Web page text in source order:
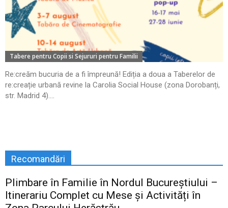
Tabere pentru Copii si Sejururi pentru Familii
Re:creăm bucuria de a fi împreună! Ediția a doua a Taberelor de
re:creație urbană revine la Carolia Social House (zona Dorobanți,
str. Madrid 4)....
Recomandări
Plimbare în Familie în Nordul Bucureștiului –
Itinerariu Complet cu Mese și Activități în